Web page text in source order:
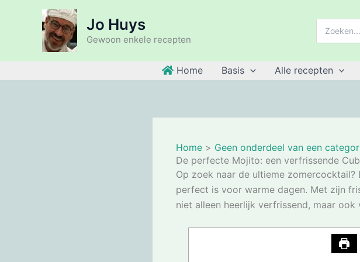
Jo Huys
Gewoon enkele recepten
Home Basis Alle recepten
Home
Geen onderdeel van een
De perfecte Mojito: een verfrissende
Op zoek naar de ultieme
perfect is voor warme dagen. Met zijn
niet alleen heerlijk verfrissend, maar